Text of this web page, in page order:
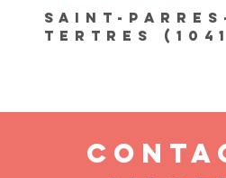
SAINT-
TERTRES